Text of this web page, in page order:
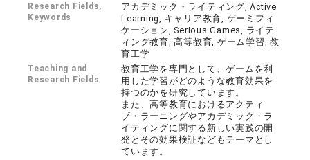
Research Fields,
Keywords
アカデミック・ライティング, Active
Learning, キャリア教育, ゲーミフィ
ケーション, Serious Games, ライテ
ィング教育, 高等教育, ゲーム学習, 教
育工学
Teaching and
Research Fields
教育工学を専門として、ゲームを利
用した学習がどのような教育効果を
持つのかを研究しています。
また、高等教育におけるアクティ
ブ・ラーニングやアカデミック・ラ
イティングに関する新しい実践の開
発とその効果検証などもテーマとし
ています。